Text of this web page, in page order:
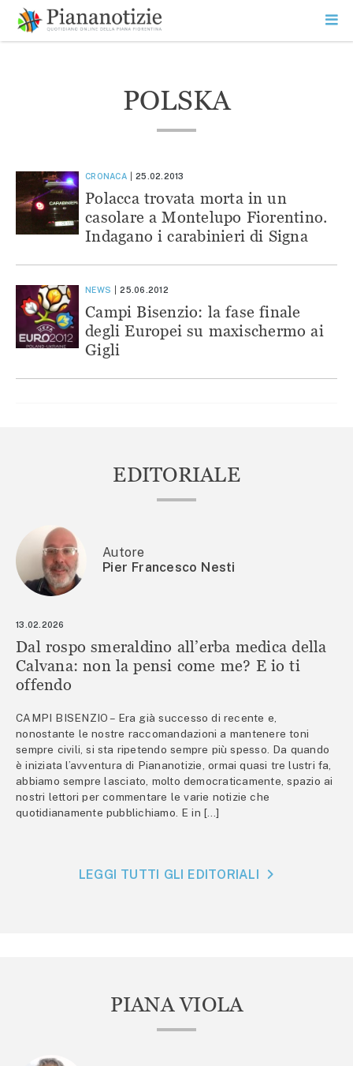
contenuto
SEARCH
POLSKA
CRONACA 25.02.2013
Polacca trovata morta in un
casolare a Montelupo Fiorentino.
Indagano i carabinieri di Signa
NEWS 25.06.2012
Campi Bisenzio: la fase finale
degli Europei su maxischermo ai
Gigli
EDITORIALE
Autore
Pier Francesco Nesti
13.02.2026
Dal rospo smeraldino all’erba medica della
Calvana: non la pensi come me? E io ti
offendo
CAMPI BISENZIO – Era già successo di recente e,
nonostante le nostre raccomandazioni a mantenere toni
sempre civili, si sta ripetendo sempre più spesso. Da quando
è iniziata l’avventura di Piananotizie, ormai quasi tre lustri fa,
abbiamo sempre lasciato, molto democraticamente, spazio ai
nostri lettori per commentare le varie notizie che
quotidianamente pubblichiamo. E in […]
LEGGI TUTTI GLI EDITORIALI
PIANA VIOLA